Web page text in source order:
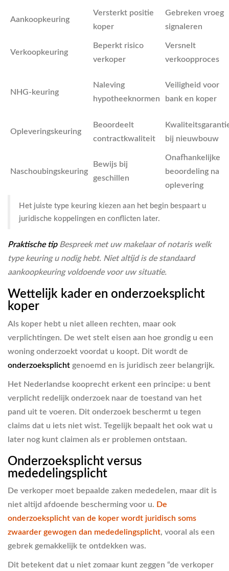
Aankoopkeuring
Versterkt positie
koper
Gebreken vroeg
signaleren
Verkoopkeuring
Beperkt risico
verkoper
Versnelt
verkoopproces
NHG-keuring
Naleving
hypotheeknormen
Veiligheid voor
bank en koper
Opleveringskeuring
Beoordeelt
contractkwaliteit
bij nieuwbouw
Naschoubingskeuring
Bewijs bij
geschillen
Onafhankelijke
beoordeling na
oplevering
Het juiste type keuring kiezen aan het begin bespaart u
juridische koppelingen en conflicten later.
Praktische tip Bespreek met uw makelaar of notaris welk
type keuring u nodig hebt. Niet altijd is de standaard
aankoopkeuring voldoende voor uw situatie.
Wettelijk kader en onderzoeksplicht
koper
Als koper hebt u niet alleen rechten, maar ook
verplichtingen. De wet stelt eisen aan hoe grondig u een
woning onderzoekt voordat u koopt. Dit wordt de
onderzoeksplicht genoemd en is juridisch zeer belangrijk.
Het Nederlandse kooprecht erkent een principe: u bent
verplicht redelijk onderzoek naar de toestand van het
pand uit te voeren. Dit onderzoek beschermt u tegen
claims dat u iets niet wist. Tegelijk bepaalt het ook wat u
later nog kunt claimen als er problemen ontstaan.
Onderzoeksplicht versus
mededelingsplicht
De verkoper moet bepaalde zaken mededelen, maar dit is
niet altijd afdoende bescherming voor u. De
onderzoeksplicht van de koper wordt juridisch soms
zwaarder gewogen dan mededelingsplicht, vooral als een
gebrek gemakkelijk te ontdekken was.
Dit betekent dat u niet zomaar kunt zeggen “de verkoper